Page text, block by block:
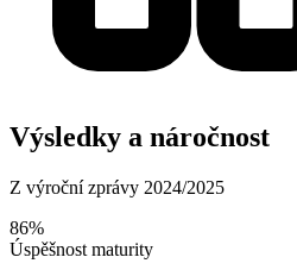
Výsledky a náročnost
Z výroční zprávy 2024/2025
86%
Úspěšnost maturity